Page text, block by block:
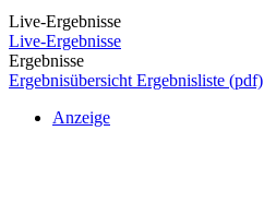
Live-Ergebnisse
Live-Ergebnisse
Ergebnisse
Ergebnisübersicht Ergebnisliste (pdf)
Anzeige